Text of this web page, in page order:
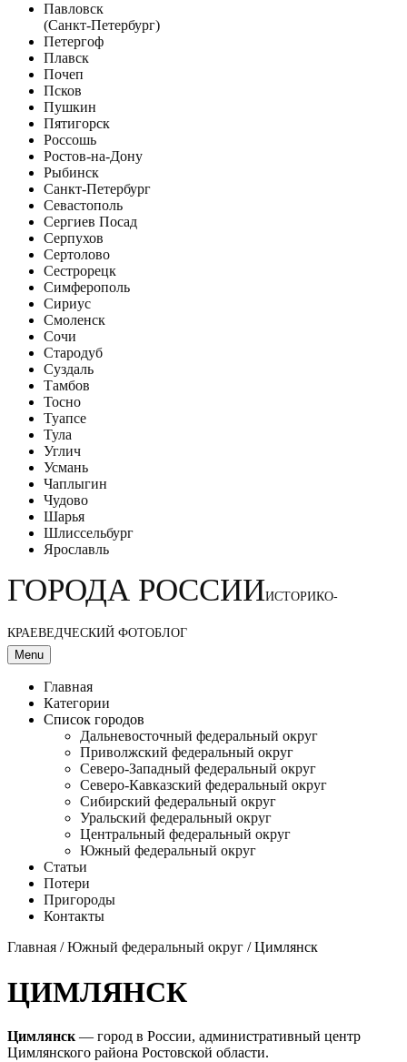
Павловск
(Санкт-Петербург)
Петергоф
Плавск
Почеп
Псков
Пушкин
Пятигорск
Россошь
Ростов-на-Дону
Рыбинск
Санкт-Петербург
Севастополь
Сергиев Посад
Серпухов
Сертолово
Сестрорецк
Симферополь
Сириус
Смоленск
Сочи
Стародуб
Суздаль
Тамбов
Тосно
Туапсе
Тула
Углич
Усмань
Чаплыгин
Чудово
Шарья
Шлиссельбург
Ярославль
ГОРОДА РОССИИИСТОРИКО-
КРАЕВЕДЧЕСКИЙ ФОТОБЛОГ
Menu
Главная
Категории
Список городов
Дальневосточный федеральный округ
Приволжский федеральный округ
Северо-Западный федеральный округ
Северо-Кавказский федеральный округ
Сибирский федеральный округ
Уральский федеральный округ
Центральный федеральный округ
Южный федеральный округ
Статьи
Потери
Пригороды
Контакты
Главная /Южный федеральный округ / Цимлянск
ЦИМЛЯНСК
Цимлянск — город в России, административный центр
Цимлянского района Ростовской области.